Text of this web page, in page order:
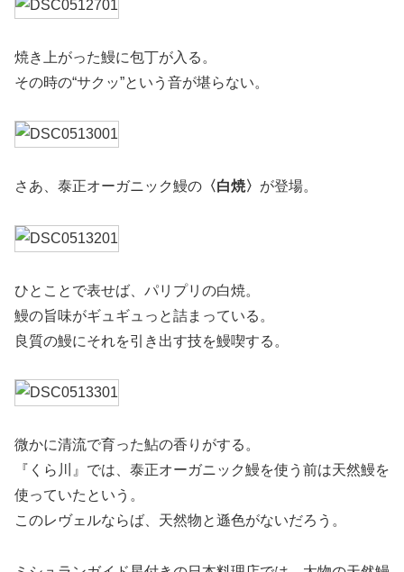
焼き上がった鰻に包丁が入る。
その時の“サクッ”という音が堪らない。
さあ、泰正オーガニック鰻の 〈白焼〉 が登場。
ひとことで表せば、パリプリの白焼。
鰻の旨味がギュギュっと詰まっている。
良質の鰻にそれを引き出す技を鰻喫する。
微かに清流で育った鮎の香りがする。
『くら川』では、泰正オーガニック鰻を使う前は天然鰻を
使っていたという。
このレヴェルならば、天然物と遜色がないだろう。